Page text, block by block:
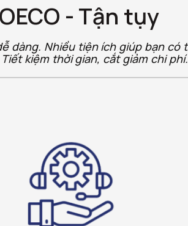
- Tận tụy
dàng. Nhiều tiện ích giúp bạn có
kiệm thời gian, cắt giảm chi phí.